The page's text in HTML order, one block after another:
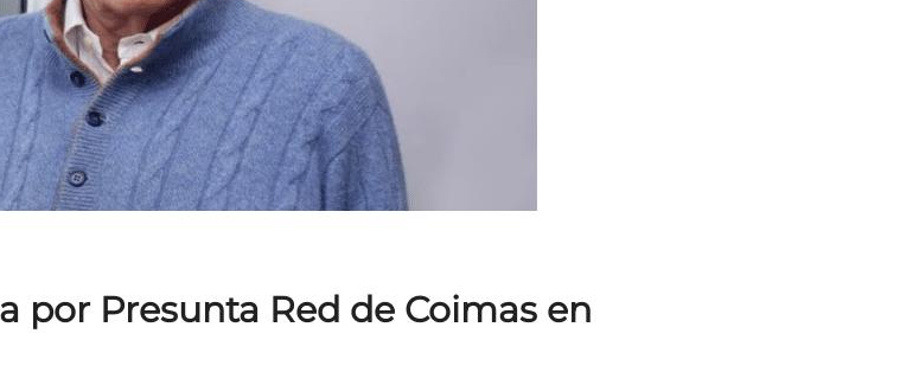
por Presunta Red de Coimas en